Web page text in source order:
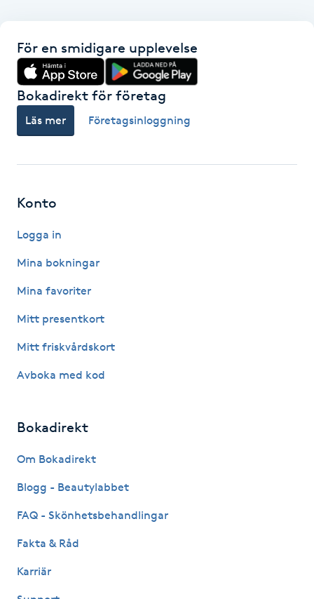
Japansk massage
K
Keratinbehandling
Kinesisk medicin
Kiropraktik
Klangmassage
Klippning
Klippning & Slingor
Klippning ungdom
Koppningsmassage
För en smidigare upplevelse
Bokadirekt för företag
Läs mer Företagsinloggning
Konto
Logga in
Mina bokningar
Mina favoriter
Mitt presentkort
Mitt friskvårdskort
Avboka med kod
Bokadirekt
Om Bokadirekt
Blogg - Beautylabbet
FAQ - Skönhetsbehandlingar
Fakta & Råd
Karriär